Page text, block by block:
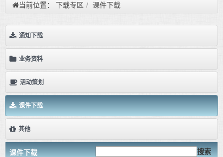
当前位置： 下载专区 / 课件下载
通知下载
业务资料
活动策划
课件下载
其他
课件下载 搜索